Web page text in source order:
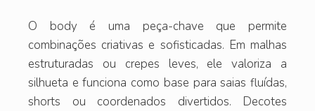
O body é uma peça-chave que permite
combinações criativas e sofisticadas. Em malhas
estruturadas ou crepes leves, ele valoriza a
silhueta e funciona como base para saias fluídas,
shorts ou coordenados divertidos. Decotes